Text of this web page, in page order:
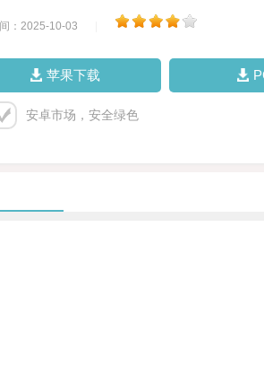
：2025-10-03
苹果下载
安卓市场，安全绿色